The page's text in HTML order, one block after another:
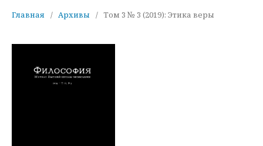
Главная / Архивы / Том 3 № 3 (2019): Этика веры